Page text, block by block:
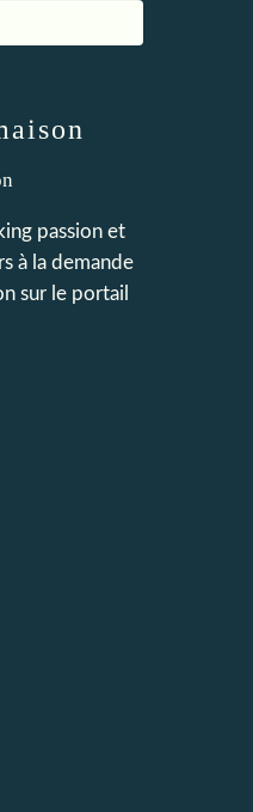
passion et
à la demande
sur le portail